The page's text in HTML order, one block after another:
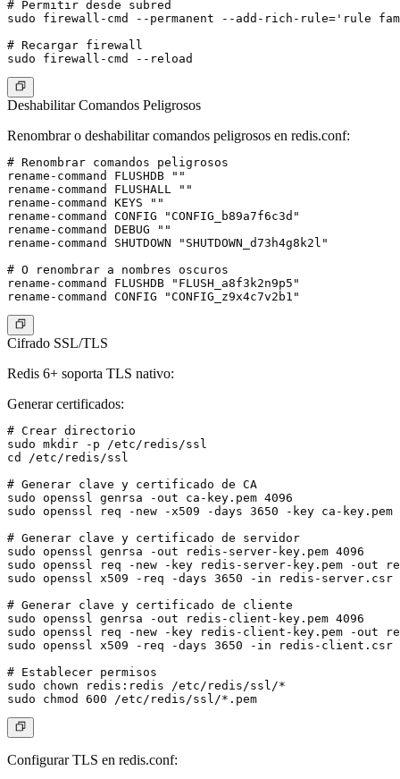
# Permitir desde subred
sudo firewall-cmd --permanent --add-rich-rule='rule
# Recargar firewall
Deshabilitar Comandos Peligrosos
Renombrar o deshabilitar comandos peligrosos en redis.conf:
# Renombrar comandos peligrosos
rename-command FLUSHDB ""
rename-command FLUSHALL ""
rename-command KEYS ""
rename-command CONFIG "CONFIG_b89a7f6c3d"
rename-command DEBUG ""
rename-command SHUTDOWN "SHUTDOWN_d73h4g8k2l"
# O renombrar a nombres oscuros
rename-command FLUSHDB "FLUSH_a8f3k2n9p5"
Cifrado SSL/TLS
Redis 6+ soporta TLS nativo:
Generar certificados:
# Crear directorio
sudo mkdir -p /etc/redis/ssl
cd /etc/redis/ssl
# Generar clave y certificado de CA
sudo openssl genrsa -out ca-key.pem 4096
sudo openssl req -new -x509 -days 3650 -key ca-
# Generar clave y certificado de servidor
sudo openssl genrsa -out redis-server-key.pem 4096
sudo openssl req -new -key redis-server-key.pem -out
sudo openssl x509 -req -days 3650 -in redis-server.csr
# Generar clave y certificado de cliente
sudo openssl genrsa -out redis-client-key.pem 4096
sudo openssl req -new -key redis-client-key.pem -out
sudo openssl x509 -req -days 3650 -in redis-client.csr
# Establecer permisos
sudo chown redis:redis /etc/redis/ssl/*
Configurar TLS en redis.conf: